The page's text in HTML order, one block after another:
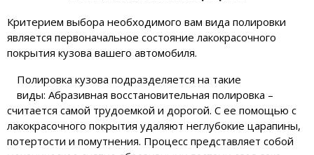
Критерием выбора необходимого вам вида полировки
является первоначальное состояние лакокрасочного
покрытия кузова вашего автомобиля.
Полировка кузова подразделяется на такие
виды: Абразивная восстановительная полировка –
считается самой трудоемкой и дорогой. С ее помощью с
лакокрасочного покрытия удаляют неглубокие царапины,
потертости и помутнения. Процесс представляет собой